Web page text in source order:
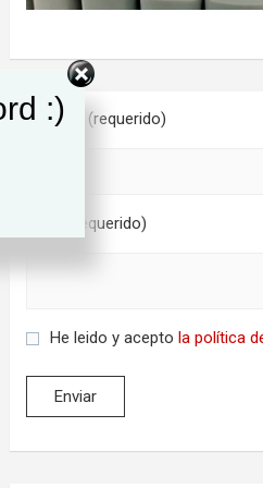
Nombre (requerido)
Email (requerido)
He leido y aceptola política
:)